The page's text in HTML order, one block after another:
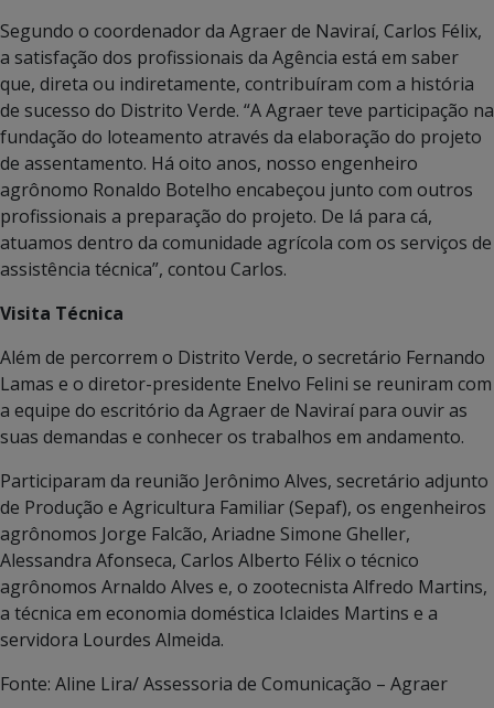
Segundo o coordenador da Agraer de Naviraí, Carlos Félix,
a satisfação dos profissionais da Agência está em saber
que, direta ou indiretamente, contribuíram com a história
de sucesso do Distrito Verde. “A Agraer teve participação na
fundação do loteamento através da elaboração do projeto
de assentamento. Há oito anos, nosso engenheiro
agrônomo Ronaldo Botelho encabeçou junto com outros
profissionais a preparação do projeto. De lá para cá,
atuamos dentro da comunidade agrícola com os serviços de
assistência técnica”, contou Carlos.
Visita Técnica
Além de percorrem o Distrito Verde, o secretário Fernando
Lamas e o diretor-presidente Enelvo Felini se reuniram com
a equipe do escritório da Agraer de Naviraí para ouvir as
suas demandas e conhecer os trabalhos em andamento.
Participaram da reunião Jerônimo Alves, secretário adjunto
de Produção e Agricultura Familiar (Sepaf), os engenheiros
agrônomos Jorge Falcão, Ariadne Simone Gheller,
Alessandra Afonseca, Carlos Alberto Félix o técnico
agrônomos Arnaldo Alves e, o zootecnista Alfredo Martins,
a técnica em economia doméstica Iclaides Martins e a
servidora Lourdes Almeida.
Fonte: Aline Lira/ Assessoria de Comunicação – Agraer